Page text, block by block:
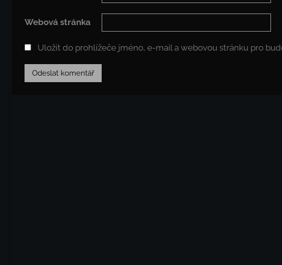
Webová stránka
Uložit do prohlížeče jméno, e-mail a webovou stránku pro